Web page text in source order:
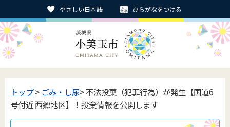
やさしい日本語 ひらがなをつける
トップ> ごみ・し尿> 不法投棄（犯罪行為）が発生【国道6
号付近 西郷地区】！投棄情報を公開します